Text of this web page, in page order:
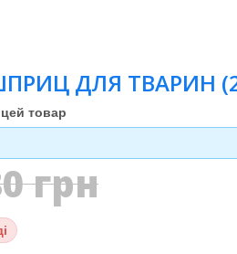
ДЛЯ ТВАРИН
товар
грн